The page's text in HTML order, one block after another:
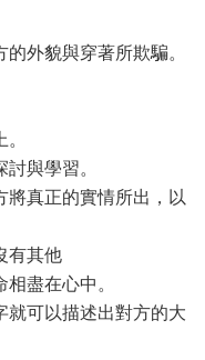
外貌與穿著所欺騙。
與學習。
真正的實情所出，以
有其他
盡在心中。
可以描述出對方的大